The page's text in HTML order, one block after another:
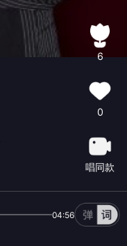
6
0
唱同款
04:56